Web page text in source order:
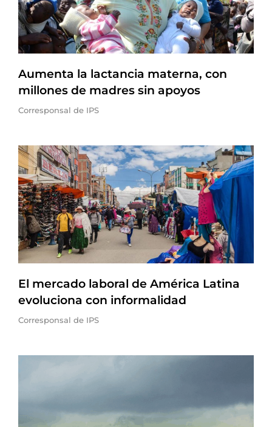
Aumenta la lactancia materna, con
millones de madres sin apoyos
Corresponsal de IPS
El mercado laboral de América Latina
evoluciona con informalidad
Corresponsal de IPS